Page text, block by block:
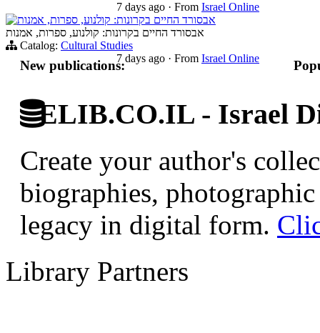
7 days ago · From Israel Online
אבסורד החיים בקרונות: קולנוע, ספרות, אמנות
אבסורד החיים בקרונות: קולנוע, ספרות, אמנות
Catalog: Cultural Studies
7 days ago · From Israel Online
New publications:
ELIB.CO.IL - Israel
Create your author's
biographies,
legacy in digital form.
Library Partners